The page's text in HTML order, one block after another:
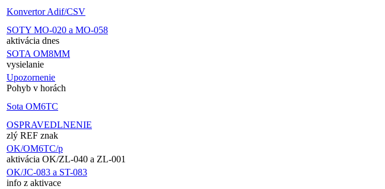
Konvertor Adif/CSV
SOTY MO-020 a MO-058
aktivácia dnes
SOTA OM8MM
vysielanie
Upozornenie
Pohyb v horách
Sota OM6TC
OSPRAVEDLNENIE
zlý REF znak
OK/OM6TC/p
aktivácia OK/ZL-040 a ZL-001
OK/JC-083 a ST-083
info z aktivace